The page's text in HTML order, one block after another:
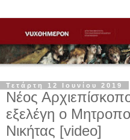
Τετάρτη 12 Ιουνίου 2019
Νέος
εξελέγη ο
Νικήτας [video]